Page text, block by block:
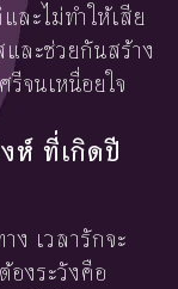
ละไม่ทำให้เสีย
ละช่วยกันสร้าง
จนเหนื่อยใจ
ห์ ที่เกิดปี
ง เวลารักจะ
งระวังคือ